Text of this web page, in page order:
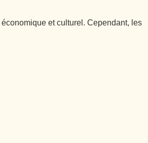
et culturel. Cependant, les